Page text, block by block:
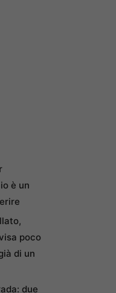
è un
poco
di un
due